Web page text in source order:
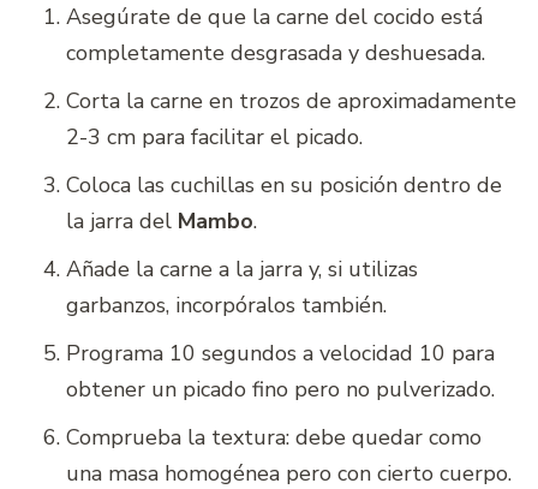
Asegúrate de que la carne del cocido está
completamente desgrasada y deshuesada.
Corta la carne en trozos de aproximadamente
2-3 cm para facilitar el picado.
Coloca las cuchillas en su posición dentro de
la jarra del Mambo.
Añade la carne a la jarra y, si utilizas
garbanzos, incorpóralos también.
Programa 10 segundos a velocidad 10 para
obtener un picado fino pero no pulverizado.
Comprueba la textura: debe quedar como
una masa homogénea pero con cierto cuerpo.